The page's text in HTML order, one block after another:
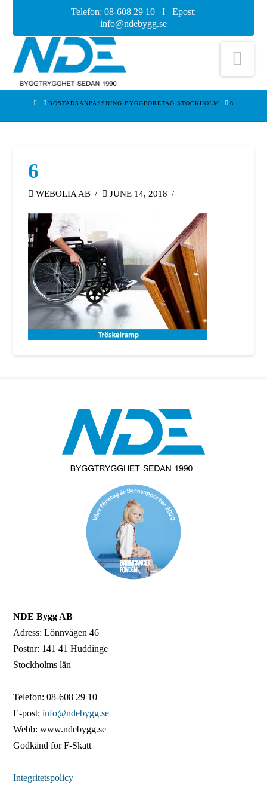
Telefon: 08-608 29 10 I Epost:
info@ndebygg.se
HOMEBOSTADSANPASSNING BYGGFÖRETAG STOCKHOLM 6
6
WEBOLIA AB JUNE 14, 2018
NDE Bygg AB
Adress: Lönnvägen 46
Postnr: 141 41 Huddinge
Stockholms län
Telefon: 08-608 29 10
E-post:info@ndebygg.se
Webb: www.ndebygg.se
Godkänd för F-Skatt
Integritetspolicy